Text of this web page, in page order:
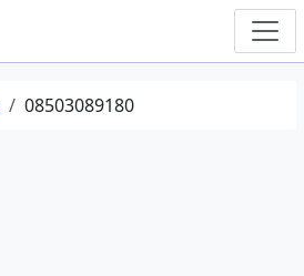
08503089180